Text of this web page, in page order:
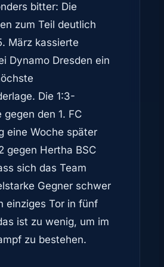
bitter: Die
zum Teil deutlich
März kassierte
Dynamo Dresden ein
Die 1:3-
gegen den 1. FC
eine Woche später
gegen Hertha BSC
sich das Team
Gegner schwer
einziges Tor in fünf
ist zu wenig, um im
zu bestehen.